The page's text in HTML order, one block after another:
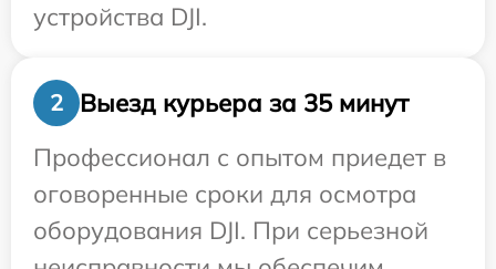
устройства DJI.
2
Выезд курьера за 35 минут
Профессионал с опытом приедет в
оговоренные сроки для осмотра
оборудования DJI. При серьезной